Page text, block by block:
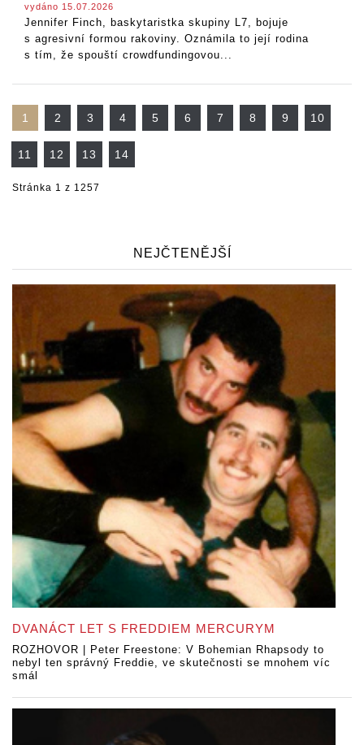
vydáno 15.07.2026
Jennifer Finch, baskytaristka skupiny L7, bojuje
s agresivní formou rakoviny. Oznámila to její rodina
s tím, že spouští crowdfundingovou...
1 2 3 4 5 6 7 8 9 10
11 12 13 14
Stránka 1 z 1257
NEJČTENĚJŠÍ
DVANÁCT LET S FREDDIEM MERCURYM
ROZHOVOR | Peter Freestone: V Bohemian Rhapsody to
nebyl ten správný Freddie, ve skutečnosti se mnohem víc
smál